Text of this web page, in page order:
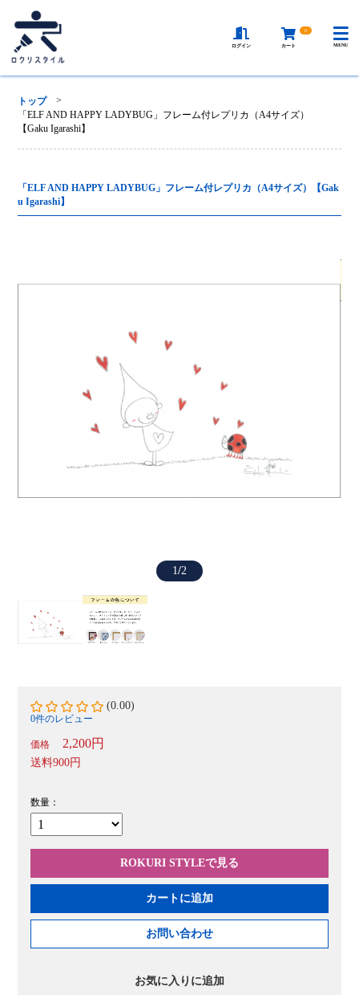
ログイン カート
0
MENU
トップ
>
「ELF AND HAPPY LADYBUG」フレーム付レプリカ（A4サイズ）
【Gaku Igarashi】
「ELF AND HAPPY LADYBUG」フレーム付レプリカ（A4サイズ）【Gak
u Igarashi】
1/2
(0.00)
0件のレビュー
価格 2,200円
送料900円
数量：
ROKURI STYLEで見る
カートに追加
お問い合わせ
お気に入りに追加